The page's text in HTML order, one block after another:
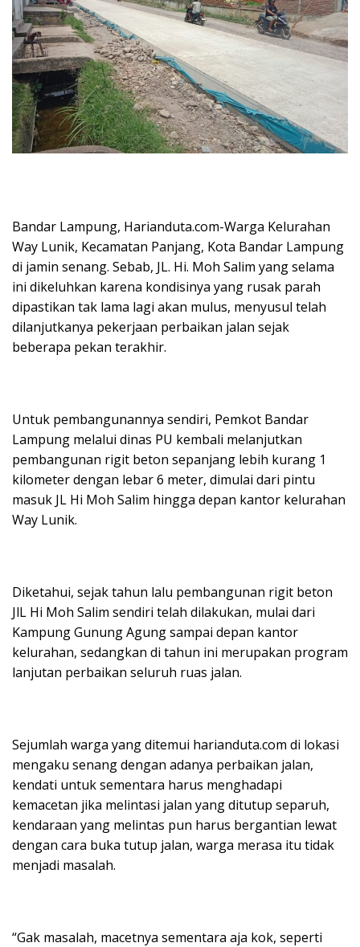
Bandar Lampung, Harianduta.com-Warga Kelurahan
Way Lunik, Kecamatan Panjang, Kota Bandar Lampung
di jamin senang. Sebab, JL. Hi. Moh Salim yang selama
ini dikeluhkan karena kondisinya yang rusak parah
dipastikan tak lama lagi akan mulus, menyusul telah
dilanjutkanya pekerjaan perbaikan jalan sejak
beberapa pekan terakhir.
Untuk pembangunannya sendiri, Pemkot Bandar
Lampung melalui dinas PU kembali melanjutkan
pembangunan rigit beton sepanjang lebih kurang 1
kilometer dengan lebar 6 meter, dimulai dari pintu
masuk JL Hi Moh Salim hingga depan kantor kelurahan
Way Lunik.
Diketahui, sejak tahun lalu pembangunan rigit beton
JlL Hi Moh Salim sendiri telah dilakukan, mulai dari
Kampung Gunung Agung sampai depan kantor
kelurahan, sedangkan di tahun ini merupakan program
lanjutan perbaikan seluruh ruas jalan.
Sejumlah warga yang ditemui harianduta.com di lokasi
mengaku senang dengan adanya perbaikan jalan,
kendati untuk sementara harus menghadapi
kemacetan jika melintasi jalan yang ditutup separuh,
kendaraan yang melintas pun harus bergantian lewat
dengan cara buka tutup jalan, warga merasa itu tidak
menjadi masalah.
“Gak masalah, macetnya sementara aja kok, seperti